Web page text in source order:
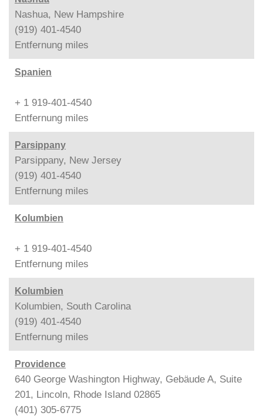
Nashua, New Hampshire
(919) 401-4540
Entfernung miles
Spanien
+ 1 919-401-4540
Entfernung miles
Parsippany
Parsippany, New Jersey
(919) 401-4540
Entfernung miles
Kolumbien
+ 1 919-401-4540
Entfernung miles
Kolumbien
Kolumbien, South Carolina
(919) 401-4540
Entfernung miles
Providence
640 George Washington Highway, Gebäude A, Suite
201, Lincoln, Rhode Island 02865
(401) 305-6775